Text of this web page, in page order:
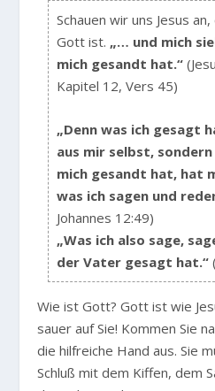
Schauen wir uns Jesus
Gott ist. „… und mich
mich gesandt hat.“
Kapitel 12, Vers 45)
„Denn was ich gesagt
aus mir selbst,
mich gesandt hat, hat
was ich sagen und
Johannes 12:49)
„Was ich also sage,
der Vater gesagt hat.“
Wie ist Gott? Gott ist wie
sauer auf Sie! Kommen Sie
die hilfreiche Hand aus. Sie
Schluß mit dem Kiffen, dem